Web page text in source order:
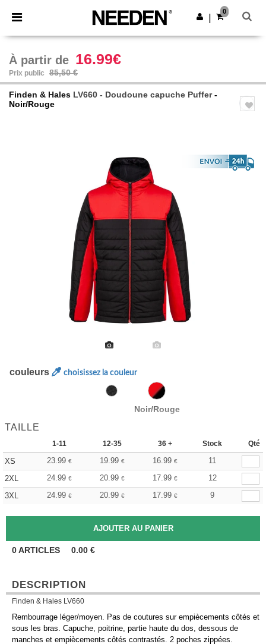
× Appli Needen
Meilleurs prix sur l’app !
Obtenir l'appli
0
À partir de 16.99€
Prix public 85,50 €
Finden & Hales LV660 - Doudoune capuche Puffer-
Noir/Rouge
couleurs choisissez la couleur
Noir/Rouge
TAILLE
1-11 12-35 36 + Stock Qté
XS 23.99 € 19.99 € 16.99 €
11
2XL
24.99 € 20.99 € 17.99 €
12
3XL
24.99 € 20.99 € 17.99 € 9
0ARTICLES 0.00 €
DESCRIPTION
Finden & Hales LV660
Rembourrage léger/moyen. Pas de coutures sur empiècements côtés et
sous les bras. Capuche, poitrine, partie haute du dos, dessous de
manches et empiècements côtés contrastés. 2 poches zippées.